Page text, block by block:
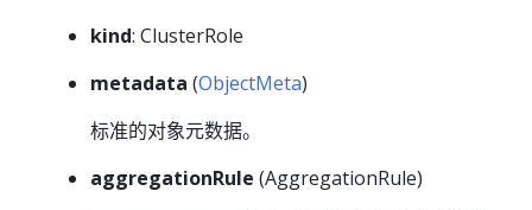
kind: ClusterRole
metadata (ObjectMeta)
标准的对象元数据。
aggregationRule (AggregationRule)